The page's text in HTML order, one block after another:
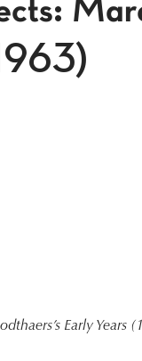
Early Years